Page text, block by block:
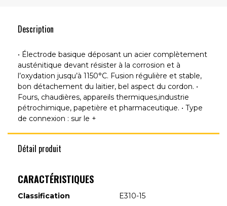
Description
• Électrode basique déposant un acier complètement
austénitique devant résister à la corrosion et à
l’oxydation jusqu’à 1150°C. Fusion régulière et stable,
bon détachement du laitier, bel aspect du cordon. •
Fours, chaudières, appareils thermiques,industrie
pétrochimique, papetière et pharmaceutique. • Type
de connexion : sur le +
Détail produit
CARACTÉRISTIQUES
Classification E310-15